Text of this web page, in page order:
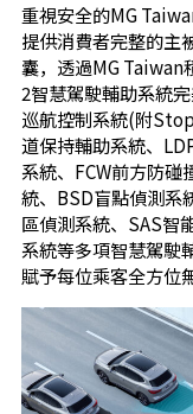
重視安全的MG
提供消費者完整的主
囊，透過MG Taiwan
2智慧駕駛輔助系統
巡航控制系統(附
道保持輔助系統、
系統、FCW前方防碰
統、BSD盲點偵測系
區偵測系統、SAS智
系統等多項智慧駕駛
賦予每位乘客全方位